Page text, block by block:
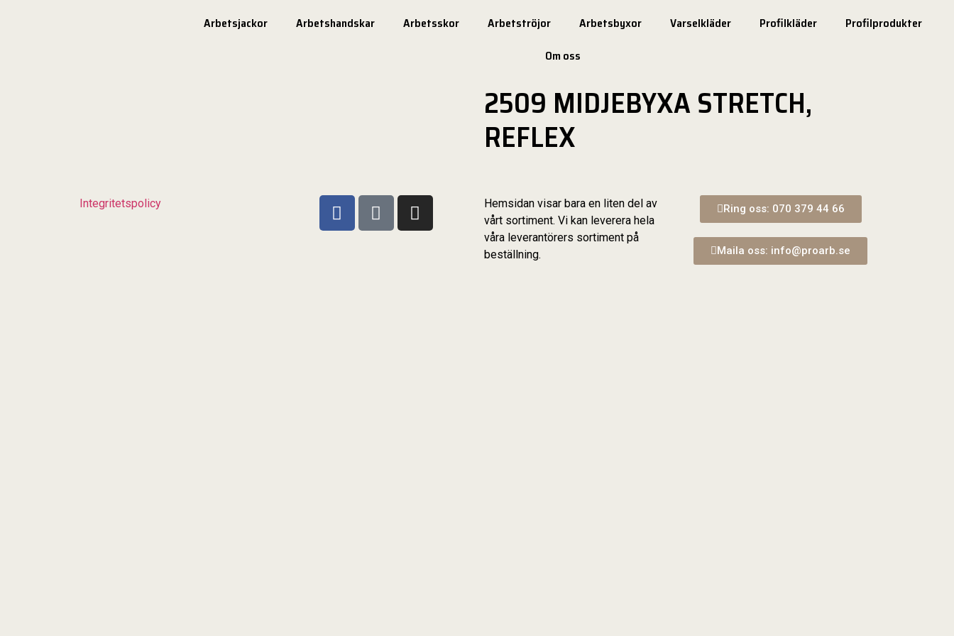
Arbetsjackor Arbetshandskar Arbetsskor Arbetströjor Arbetsbyxor Varselkläder Profilkläder
Profilprodukter
Om oss
2509 MIDJEBYXA STRETCH,
REFLEX
Integritetspolicy
Hemsidan visar bara en liten del av
vårt sortiment. Vi kan leverera hela
våra leverantörers sortiment på
beställning.
Ring oss: 070 379 44 66
Maila oss: info@proarb.se